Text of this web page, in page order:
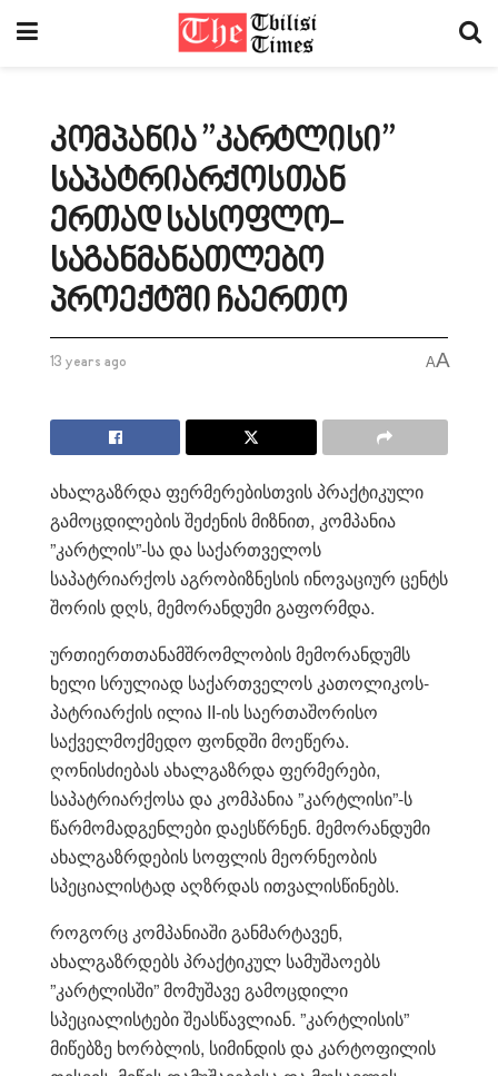
კომპანია ”კარტლისი”
საპატრიარქოსთან
ერთად სასოფლო-
საგანმანათლებო
პროექტში ჩაერთო
13 years ago AA
ახალგაზრდა ფერმერებისთვის პრაქტიკული
გამოცდილების შეძენის მიზნით, კომპანია
”კარტლის”-სა და საქართველოს
საპატრიარქოს აგრობიზნესის ინოვაციურ ცენტს
შორის დღს, მემორანდუმი გაფორმდა.
ურთიერთთანამშრომლობის მემორანდუმს
ხელი სრულიად საქართველოს კათოლიკოს-
პატრიარქის ილია II-ის საერთაშორისო
საქველმოქმედო ფონდში მოეწერა.
ღონისძიებას ახალგაზრდა ფერმერები,
საპატრიარქოსა და კომპანია ”კარტლისი”-ს
წარმომადგენლები დაესწრნენ. მემორანდუმი
ახალგაზრდების სოფლის მეორნეობის
სპეციალისტად აღზრდას ითვალისწინებს.
როგორც კომპანიაში განმარტავენ,
ახალგაზრდებს პრაქტიკულ სამუშაოებს
”კარტლისში” მომუშავე გამოცდილი
სპეციალისტები შეასწავლიან. ”კარტლისის”
მიწებზე ხორბლის, სიმინდის და კარტოფილის